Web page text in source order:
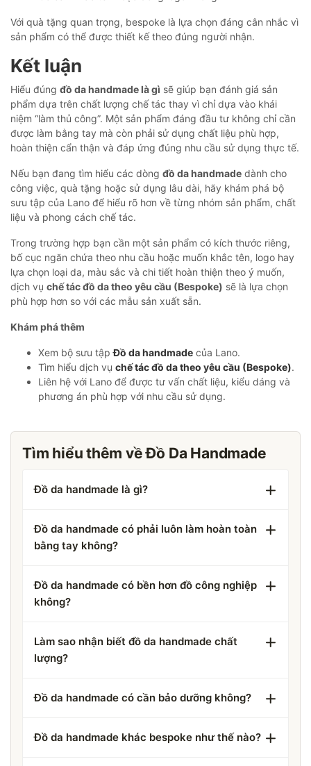
Với quà tặng quan trọng, bespoke là lựa chọn đáng cân nhắc vì
sản phẩm có thể được thiết kế theo đúng người nhận.
Kết luận
Hiểu đúng đồ da handmade là gì sẽ giúp bạn đánh giá sản
phẩm dựa trên chất lượng chế tác thay vì chỉ dựa vào khái
niệm “làm thủ công”. Một sản phẩm đáng đầu tư không chỉ cần
được làm bằng tay mà còn phải sử dụng chất liệu phù hợp,
hoàn thiện cẩn thận và đáp ứng đúng nhu cầu sử dụng thực tế.
Nếu bạn đang tìm hiểu các dòng đồ da handmade dành cho
công việc, quà tặng hoặc sử dụng lâu dài, hãy khám phá bộ
sưu tập của Lano để hiểu rõ hơn về từng nhóm sản phẩm, chất
liệu và phong cách chế tác.
Trong trường hợp bạn cần một sản phẩm có kích thước riêng,
bố cục ngăn chứa theo nhu cầu hoặc muốn khắc tên, logo hay
lựa chọn loại da, màu sắc và chi tiết hoàn thiện theo ý muốn,
dịch vụ chế tác đồ da theo yêu cầu (Bespoke) sẽ là lựa chọn
phù hợp hơn so với các mẫu sản xuất sẵn.
Khám phá thêm
Xem bộ sưu tậpĐồ da handmade của Lano.
Tìm hiểu dịch vụ chế tác đồ da theo yêu cầu (Bespoke).
Liên hệ với Lano để được tư vấn chất liệu, kiểu dáng và
phương án phù hợp với nhu cầu sử dụng.
Tìm hiểu thêm về Đồ Da Handmade
Đồ da handmade là gì?
Đồ da handmade có phải luôn làm hoàn toàn
bằng tay không?
Đồ da handmade có bền hơn đồ công nghiệp
không?
Làm sao nhận biết đồ da handmade chất
lượng?
Đồ da handmade có cần bảo dưỡng không?
Đồ da handmade khác bespoke như thế nào?